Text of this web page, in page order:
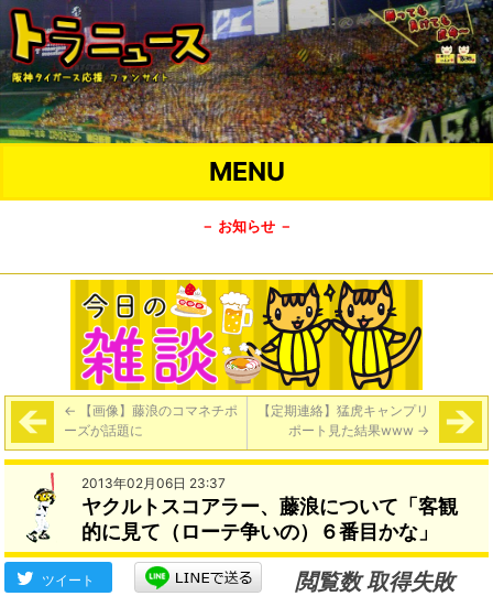
MENU
－ お知らせ －
← 【画像】藤浪のコマネチポ
ーズが話題に
【定期連絡】猛虎キャンプリ
ポート見た結果www →
2013年02月06日 23:37
ヤクルトスコアラー、藤浪について「客観
的に見て（ローテ争いの）６番目かな」
ツイート
閲覧数 取得失敗